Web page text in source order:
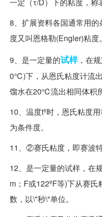
一定（τ/D）下的粘度，称
8、扩展资料各国通常用
度又叫恩格勒(Engler)粘度。
9、是一定量的试样，在
0℃)下，从恩氏粘度计流
馏水在20℃流出相同体积
10、温度tº时，恩氏粘度
为条件度。
11、②赛氏粘度，即赛波特
12、是一定量的试样，在
m；F或122ºF等)下从赛
数，以\"秒\"单位。